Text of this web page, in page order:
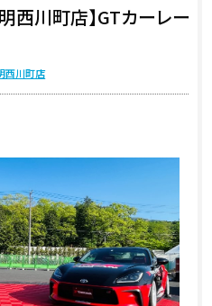
西川町店】GTカーレー
西川町店